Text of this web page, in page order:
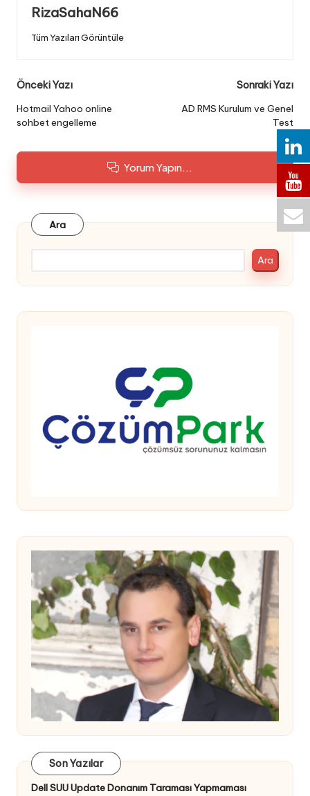
RizaSahaN66
Tüm Yazıları Görüntüle
Post
navigation
Önceki Yazı
Hotmail Yahoo online
sohbet engelleme
Sonraki Yazı
AD RMS Kurulum ve Genel
Test
Yorum Yapın...
Ara
Ara
Son Yazılar
Dell SUU Update Donanım Taraması Yapmaması